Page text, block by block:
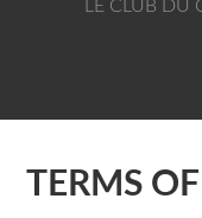
LE CLUB DU
TERMS